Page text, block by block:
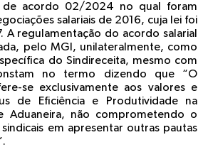
de acordo 02/2024 no qual foram
salariais de 2016, cuja lei foi
A regulamentação do acordo salarial
pelo MGI, unilateralmente, como
do Sindireceita, mesmo com
no termo dizendo que “O
se exclusivamente aos valores e
de Eficiência e Produtividade na
Aduaneira, não comprometendo o
em apresentar outras pautas